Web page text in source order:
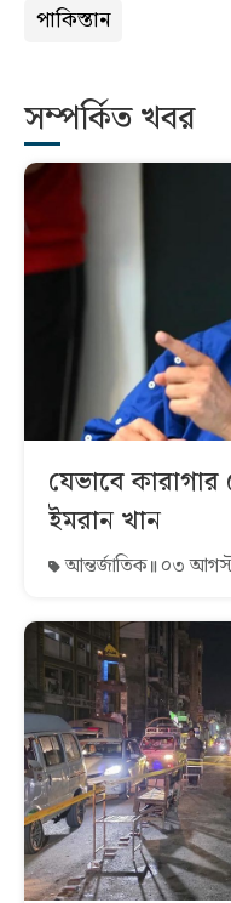
পাকিস্তান
সম্পর্কিত খবর
যেভাবে
ইমরান খান
আন্তর্জাতিক ০৩